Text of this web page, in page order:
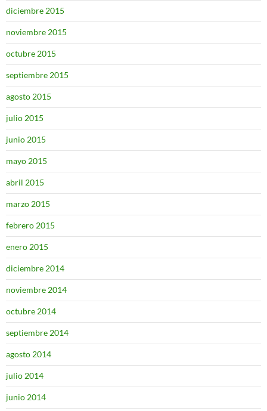
diciembre 2015
noviembre 2015
octubre 2015
septiembre 2015
agosto 2015
julio 2015
junio 2015
mayo 2015
abril 2015
marzo 2015
febrero 2015
enero 2015
diciembre 2014
noviembre 2014
octubre 2014
septiembre 2014
agosto 2014
julio 2014
junio 2014